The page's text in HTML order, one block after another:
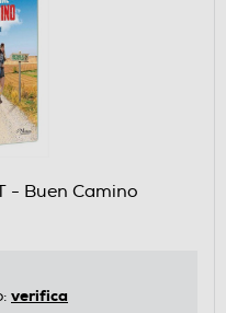
- Buen Camino
verifica